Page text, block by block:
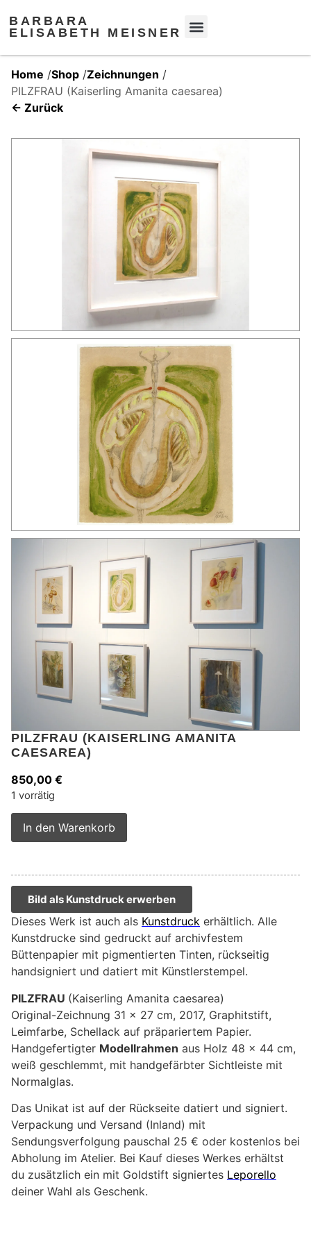
BARBARA
ELISABETH MEISNER
Home /Shop /Zeichnungen /
PILZFRAU (Kaiserling Amanita caesarea)
← Zurück
PILZFRAU (KAISERLING AMANITA
CAESAREA)
850,00 €
1 vorrätig
In den Warenkorb
Bild als Kunstdruck erwerben
Dieses Werk ist auch als Kunstdruck erhältlich. Alle
Kunstdrucke sind gedruckt auf archivfestem
Büttenpapier mit pigmentierten Tinten, rückseitig
handsigniert und datiert mit Künstlerstempel.
PILZFRAU (Kaiserling Amanita caesarea)
Original-Zeichnung 31 x 27 cm, 2017, Graphitstift,
Leimfarbe, Schellack auf präpariertem Papier.
Handgefertigter Modellrahmen aus Holz 48 x 44 cm,
weiß geschlemmt, mit handgefärbter Sichtleiste mit
Normalglas.
Das Unikat ist auf der Rückseite datiert und signiert.
Verpackung und Versand (Inland) mit
Sendungsverfolgung pauschal 25 € oder kostenlos bei
Abholung im Atelier. Bei Kauf dieses Werkes erhältst
du zusätzlich ein mit Goldstift signiertes Leporello
deiner Wahl als Geschenk.